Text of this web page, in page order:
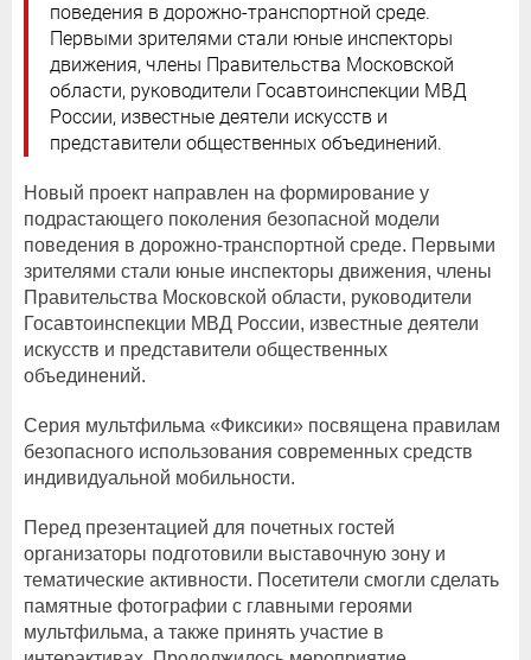
поведения в дорожно-транспортной среде.
Первыми зрителями стали юные инспекторы
движения, члены Правительства Московской
области, руководители Госавтоинспекции МВД
России, известные деятели искусств и
представители общественных объединений.
Новый проект направлен на формирование у
подрастающего поколения безопасной модели
поведения в дорожно-транспортной среде. Первыми
зрителями стали юные инспекторы движения, члены
Правительства Московской области, руководители
Госавтоинспекции МВД России, известные деятели
искусств и представители общественных
объединений.
Серия мультфильма «Фиксики» посвящена правилам
безопасного использования современных средств
индивидуальной мобильности.
Перед презентацией для почетных гостей
организаторы подготовили выставочную зону и
тематические активности. Посетители смогли сделать
памятные фотографии с главными героями
мультфильма, а также принять участие в